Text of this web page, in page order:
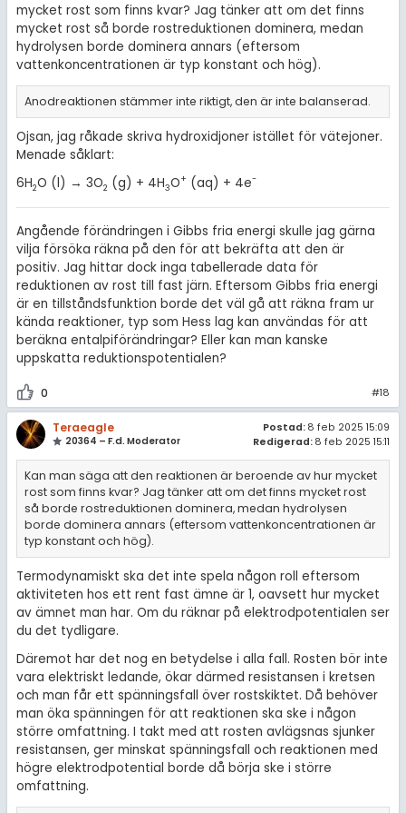
mycket rost som finns kvar? Jag tänker att om det finns
mycket rost så borde rostreduktionen dominera, medan
hydrolysen borde dominera annars (eftersom
vattenkoncentrationen är typ konstant och hög).
Anodreaktionen stämmer inte riktigt, den är inte balanserad.
Ojsan, jag råkade skriva hydroxidjoner istället för vätejoner.
Menade såklart:
6H2O (l) → 3O2 (g) + 4H3O+ (aq) + 4e-
Angående förändringen i Gibbs fria energi skulle jag gärna
vilja försöka räkna på den för att bekräfta att den är
positiv. Jag hittar dock inga tabellerade data för
reduktionen av rost till fast järn. Eftersom Gibbs fria energi
är en tillståndsfunktion borde det väl gå att räkna fram ur
kända reaktioner, typ som Hess lag kan användas för att
beräkna entalpiförändringar? Eller kan man kanske
uppskatta reduktionspotentialen?
0 #18
Teraeagle
20364 – F.d. Moderator
Postad: 8 feb 2025 15:09
Redigerad: 8 feb 2025 15:11
Kan man säga att den reaktionen är beroende av hur mycket
rost som finns kvar? Jag tänker att om det finns mycket rost
så borde rostreduktionen dominera, medan hydrolysen
borde dominera annars (eftersom vattenkoncentrationen är
typ konstant och hög).
Termodynamiskt ska det inte spela någon roll eftersom
aktiviteten hos ett rent fast ämne är 1, oavsett hur mycket
av ämnet man har. Om du räknar på elektrodpotentialen ser
du det tydligare.
Däremot har det nog en betydelse i alla fall. Rosten bör inte
vara elektriskt ledande, ökar därmed resistansen i kretsen
och man får ett spänningsfall över rostskiktet. Då behöver
man öka spänningen för att reaktionen ska ske i någon
större omfattning. I takt med att rosten avlägsnas sjunker
resistansen, ger minskat spänningsfall och reaktionen med
högre elektrodpotential borde då börja ske i större
omfattning.